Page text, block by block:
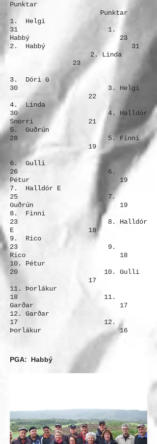
Punktar
Punktar
1. Helgi
31 1.
Habbý 23
2. Habbý 31
2. Linda
23
3. Dóri G
30 3. Helgi
22
4. Linda
30 4. Halldór
Snorri 21
5. Guðrún
28 5. Finni
19
6. Gulli
26 6.
Pétur 19
7. Halldór E
25 7.
Guðrún 19
8. Finni
23 8. Halldór
E 18
9. Rico
23 9.
Rico 18
10. Pétur
20 10. Gulli
17
11. Þorlákur
18 11.
Garðar 17
12. Garðar
17 12.
Þorlákur 16
PGA: Habbý